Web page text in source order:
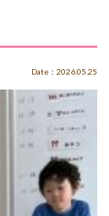
Date：2026.05.25